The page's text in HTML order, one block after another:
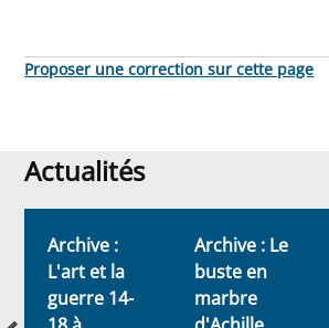
Proposer une correction sur cette page
Actualités
Actualités
Archive :
L'art et la
guerre 14-
Archive : Le
buste en
marbre